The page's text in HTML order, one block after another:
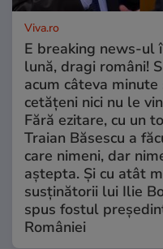
Viva.ro
E breaking news-ul
lună, dragi români!
acum câteva
cetățeni nici nu le
Fără ezitare, cu un
Traian Băsescu a
care nimeni, dar
aștepta. Și cu atât
susținătorii lui Ilie
spus fostul
României